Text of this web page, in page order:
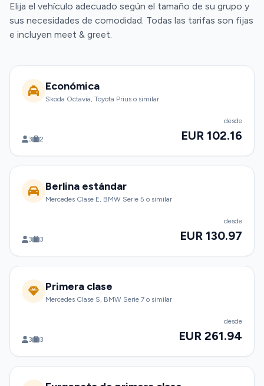
Elija el vehículo adecuado según el tamaño de su grupo y
sus necesidades de comodidad. Todas las tarifas son fijas
e incluyen meet & greet.
Económica
Skoda Octavia, Toyota Prius o similar
3 2
desde
EUR 102.16
Berlina estándar
Mercedes Clase E, BMW Serie 5 o similar
3 3
desde
EUR 130.97
Primera clase
Mercedes Clase S, BMW Serie 7 o similar
3 3
desde
EUR 261.94